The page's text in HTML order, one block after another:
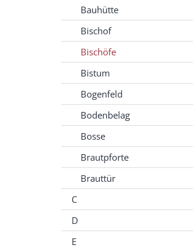
Bauhütte
Bischof
Bischöfe
Bistum
Bogenfeld
Bodenbelag
Bosse
Brautpforte
Brauttür
C
D
E